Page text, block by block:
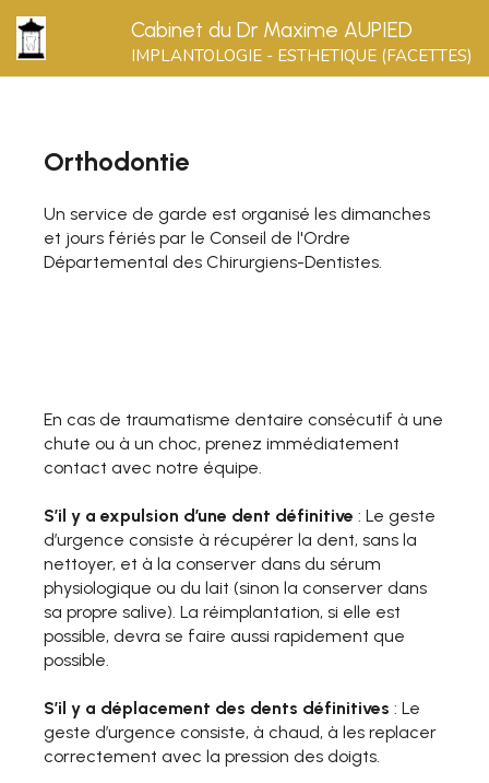
Cabinet du Dr Maxime AUPIED
IMPLANTOLOGIE - ESTHETIQUE (FACETTES)
Orthodontie
Un service de garde est organisé les dimanches
et jours fériés par le Conseil de l'Ordre
Départemental des Chirurgiens-Dentistes.
En cas de traumatisme dentaire consécutif à une
chute ou à un choc, prenez immédiatement
contact avec notre équipe.
S’il y a expulsion d’une dent définitive : Le geste
d’urgence consiste à récupérer la dent, sans la
nettoyer, et à la conserver dans du sérum
physiologique ou du lait (sinon la conserver dans
sa propre salive). La réimplantation, si elle est
possible, devra se faire aussi rapidement que
possible.
S’il y a déplacement des dents définitives : Le
geste d’urgence consiste, à chaud, à les replacer
correctement avec la pression des doigts.